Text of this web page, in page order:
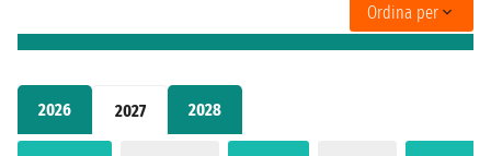
2026 2027 2028
Ordina per